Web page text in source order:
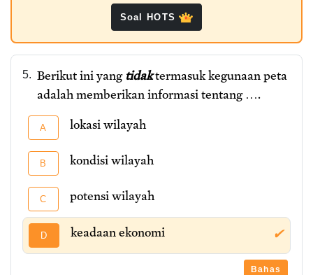
Soal HOTS
5. Berikut ini yang tidaktermasuk kegunaan peta
adalah memberikan informasi tentang ….
A lokasi wilayah
B kondisi wilayah
C potensi wilayah
D ✔
keadaan ekonomi
Bahas